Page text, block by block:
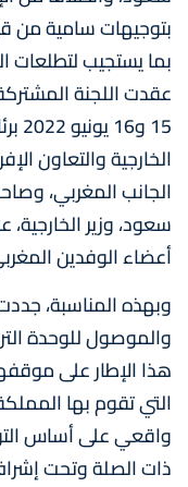
بتوجيهات سامية من
بما يستجيب لتطلعات
عقدت اللجنة
الخارجية والتعاون
الجانب المغربي،
سعود، وزير
أعضاء الوفدين
وبهذه المناسبة،
والموصول للوحدة
هذا الإطار على
التي تقوم بها
واقعي على أساس
ذات الصلة وتحت